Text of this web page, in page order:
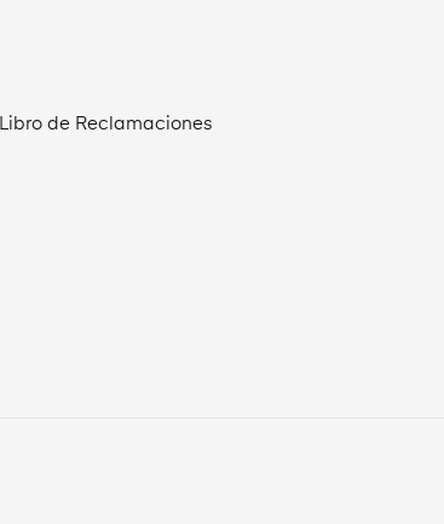
Libro de Reclamaciones